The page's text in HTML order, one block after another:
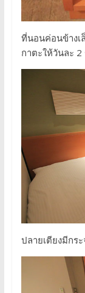
ที่นอนค่อนข้าง
กาตะให้วันละ 2
ปลายเตียงมีกร